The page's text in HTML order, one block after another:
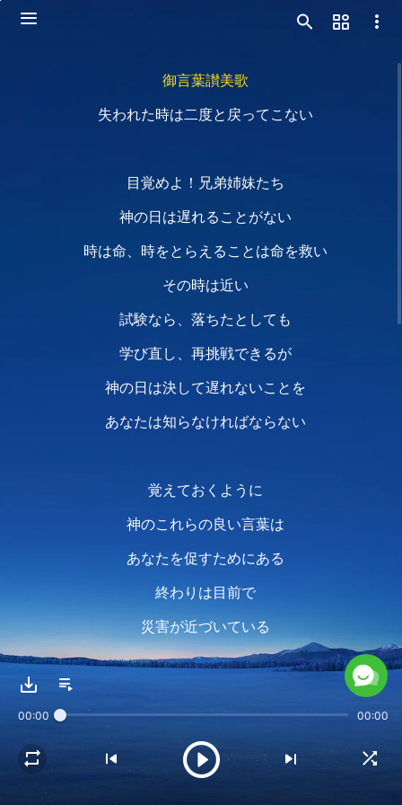
御言葉讃美歌
失われた時は二度と戻ってこない
目覚めよ！兄弟姉妹たち
神の日は遅れることがない
時は命、時をとらえることは命を救い
その時は近い
試験なら、落ちたとしても
学び直し、再挑戦できるが
神の日は決して遅れないことを
あなたは知らなければならない
覚えておくように
神のこれらの良い言葉は
あなたを促すためにある
終わりは目前で
災害が近づいている
大切なのはあなたの命か
00:00 00:00